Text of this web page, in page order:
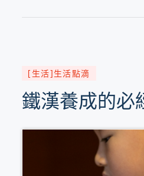
[生活]生活點滴
鐵漢養成的必